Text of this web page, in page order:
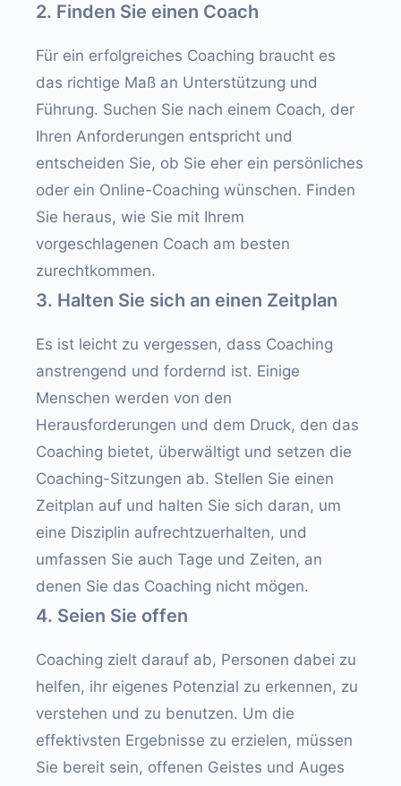
2. Finden Sie einen Coach
Für ein erfolgreiches Coaching braucht es
das richtige Maß an Unterstützung und
Führung. Suchen Sie nach einem Coach, der
Ihren Anforderungen entspricht und
entscheiden Sie, ob Sie eher ein persönliches
oder ein Online-Coaching wünschen. Finden
Sie heraus, wie Sie mit Ihrem
vorgeschlagenen Coach am besten
zurechtkommen.
3. Halten Sie sich an einen Zeitplan
Es ist leicht zu vergessen, dass Coaching
anstrengend und fordernd ist. Einige
Menschen werden von den
Herausforderungen und dem Druck, den das
Coaching bietet, überwältigt und setzen die
Coaching-Sitzungen ab. Stellen Sie einen
Zeitplan auf und halten Sie sich daran, um
eine Disziplin aufrechtzuerhalten, und
umfassen Sie auch Tage und Zeiten, an
denen Sie das Coaching nicht mögen.
4. Seien Sie offen
Coaching zielt darauf ab, Personen dabei zu
helfen, ihr eigenes Potenzial zu erkennen, zu
verstehen und zu benutzen. Um die
effektivsten Ergebnisse zu erzielen, müssen
Sie bereit sein, offenen Geistes und Auges